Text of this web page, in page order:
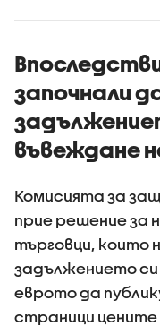
започнали
въвеждане
Комисията за
прие решение за
търговци, които
задължението си
еврото да
страници цените